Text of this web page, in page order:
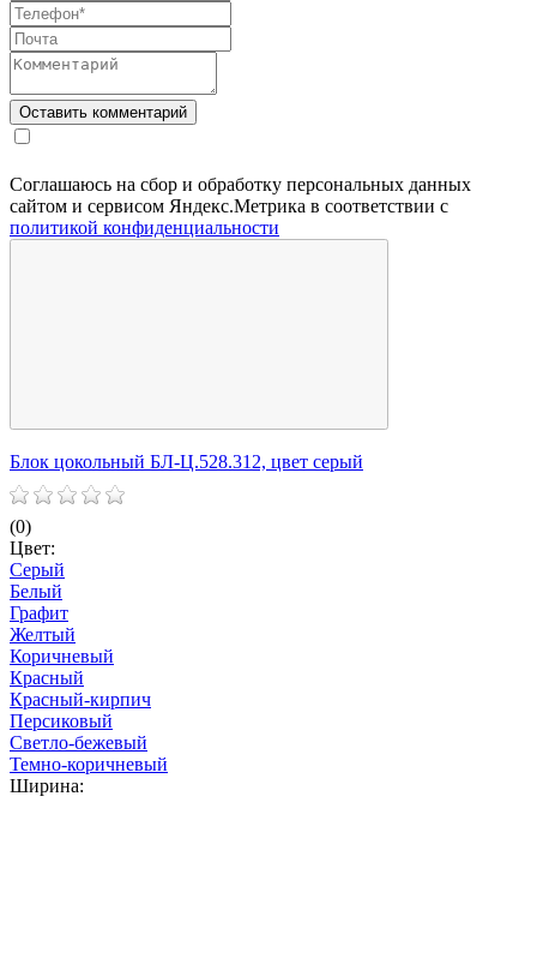
Соглашаюсь на сбор и обработку персональных данных
сайтом и сервисом Яндекс.Метрика в соответствии с
политикой конфиденциальности
Блок цокольный БЛ-Ц.528.312, цвет серый
(0)
Цвет:
Серый
Белый
Графит
Желтый
Коричневый
Красный
Красный-кирпич
Персиковый
Светло-бежевый
Темно-коричневый
Ширина: